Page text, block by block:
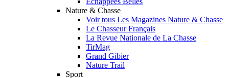
Nature & Chasse
Voir tous Les Magazines Nature & Chasse
Le Chasseur Français
La Revue Nationale de La Chasse
TirMag
Grand Gibier
Nature Trail
Sport